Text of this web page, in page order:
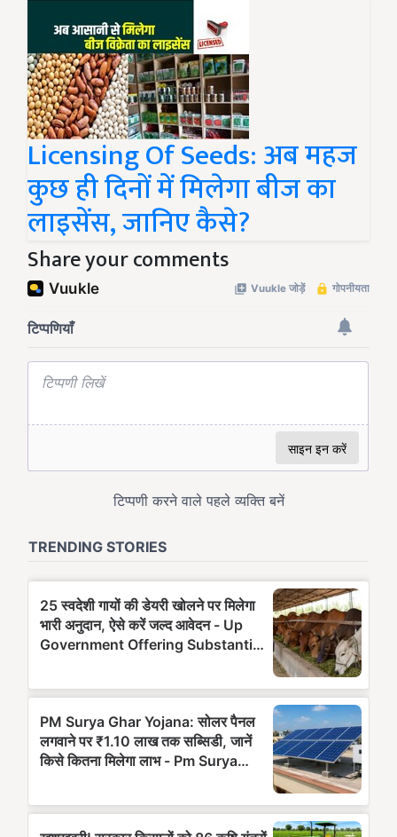
Licensing Of Seeds: अब महज
कुछ ही दिनों में मिलेगा बीज का
लाइसेंस, जानिए कैसे?
Share your comments